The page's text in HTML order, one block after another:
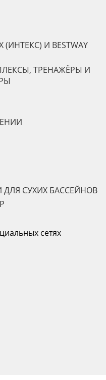
И BESTWAY
ТРЕНАЖЁРЫ И
СУХИХ БАССЕЙНОВ
сетях